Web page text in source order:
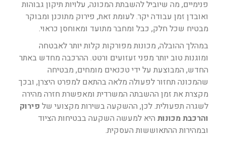
פנימיים, מה שיוביל להשבתת המכונה, עלויות תיקון גבוהות
ואובדן זמן עבודה יקר. לעומת זאת, פירוק מתוכנן ומבוקר
מבטיח שכל חלק, כבל ומחבר מתועד ומאוחסן כראוי.
במהלך ההובלה, מכונות מפורקות קלות יותר לאבטחה
ומוגנות טוב יותר מפני זעזועים ורטט. ההרכבה מחדש באתר
החדש, המבוצעת על ידי טכנאים מומחים, מבטיחה
שהמכונה תחזור לפעולה מלאה בהתאם למפרט היצרן, ובכך
מקצרת את זמן ההשבתה המשרדית ומאפשרת חזרה מהירה
לשגרה תפעולית. לכן, ההשקעה בשירות מקצועי של פירוק
והרכבת מכונות היא למעשה השקעה בבטיחות הציוד
ובמהירות ההתאוששות העסקית.